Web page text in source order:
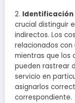
2. Identificación
crucial distinguir
indirectos. Los
relacionados
mientras que los
pueden rastrear
servicio en
asignarlos
correspondiente.